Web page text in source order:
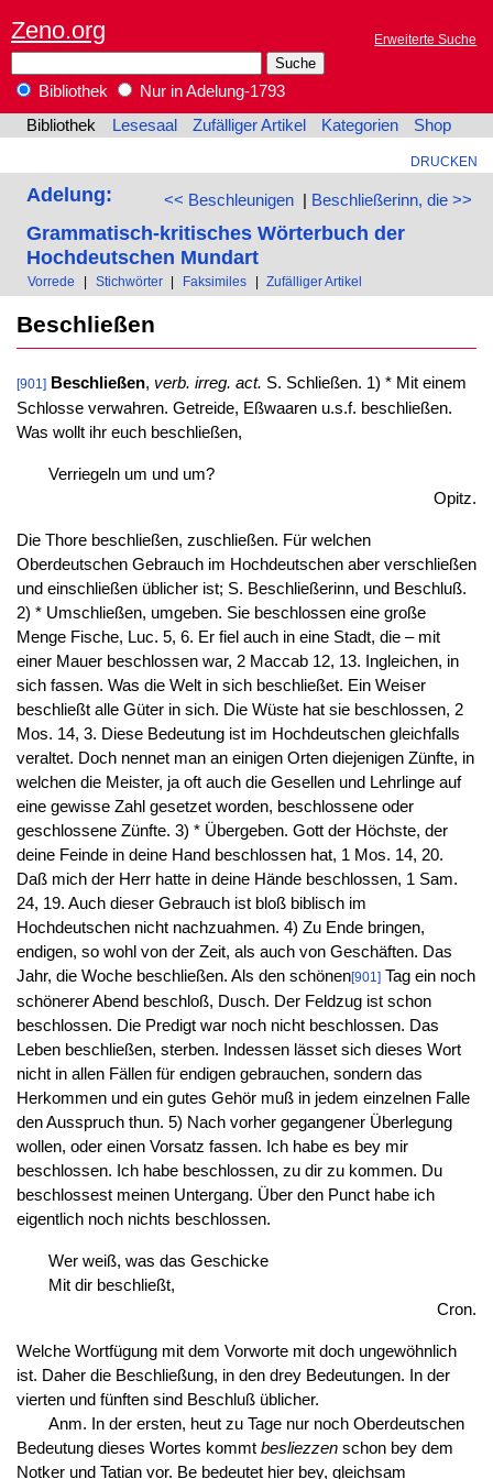
Zeno.org Erweiterte Suche
Bibliothek
Nur in Adelung-1793
Bibliothek
Lesesaal Zufälliger Artikel Kategorien Shop
DRUCKEN
<< Beschleunigen| Beschließerinn, die >>
Adelung:
Grammatisch-kritisches Wörterbuch der
Hochdeutschen Mundart
Vorrede | Stichwörter | Faksimiles | Zufälliger Artikel
Beschließen
[901] Beschließen, verb. irreg. act. S. Schließen. 1) * Mit einem
Schlosse verwahren. Getreide, Eßwaaren u.s.f. beschließen.
Was wollt ihr euch beschließen,
Verriegeln um und um?
Opitz.
Die Thore beschließen, zuschließen. Für welchen
Oberdeutschen Gebrauch im Hochdeutschen aber verschließen
und einschließen üblicher ist; S. Beschließerinn, und Beschluß.
2) * Umschließen, umgeben. Sie beschlossen eine große
Menge Fische, Luc. 5, 6. Er fiel auch in eine Stadt, die – mit
einer Mauer beschlossen war, 2 Maccab 12, 13. Ingleichen, in
sich fassen. Was die Welt in sich beschließet. Ein Weiser
beschließt alle Güter in sich. Die Wüste hat sie beschlossen, 2
Mos. 14, 3. Diese Bedeutung ist im Hochdeutschen gleichfalls
veraltet. Doch nennet man an einigen Orten diejenigen Zünfte, in
welchen die Meister, ja oft auch die Gesellen und Lehrlinge auf
eine gewisse Zahl gesetzet worden, beschlossene oder
geschlossene Zünfte. 3) * Übergeben. Gott der Höchste, der
deine Feinde in deine Hand beschlossen hat, 1 Mos. 14, 20.
Daß mich der Herr hatte in deine Hände beschlossen, 1 Sam.
24, 19. Auch dieser Gebrauch ist bloß biblisch im
Hochdeutschen nicht nachzuahmen. 4) Zu Ende bringen,
endigen, so wohl von der Zeit, als auch von Geschäften. Das
Jahr, die Woche beschließen. Als den schönen[901]Tag ein noch
schönerer Abend beschloß, Dusch. Der Feldzug ist schon
beschlossen. Die Predigt war noch nicht beschlossen. Das
Leben beschließen, sterben. Indessen lässet sich dieses Wort
nicht in allen Fällen für endigen gebrauchen, sondern das
Herkommen und ein gutes Gehör muß in jedem einzelnen Falle
den Ausspruch thun. 5) Nach vorher gegangener Überlegung
wollen, oder einen Vorsatz fassen. Ich habe es bey mir
beschlossen. Ich habe beschlossen, zu dir zu kommen. Du
beschlossest meinen Untergang. Über den Punct habe ich
eigentlich noch nichts beschlossen.
Wer weiß, was das Geschicke
Mit dir beschließt,
Cron.
Welche Wortfügung mit dem Vorworte mit doch ungewöhnlich
ist. Daher die Beschließung, in den drey Bedeutungen. In der
vierten und fünften sind Beschluß üblicher.
Anm. In der ersten, heut zu Tage nur noch Oberdeutschen
Bedeutung dieses Wortes kommt besliezzenschon bey dem
Notker und Tatian vor. Be bedeutet hier bey, gleichsam